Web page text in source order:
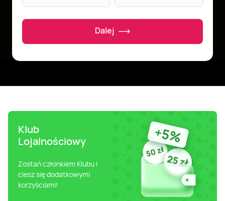
Dalej
Klub
Lojalnościowy
Zostań członkiem Klubu i
ciesz się dodatkowymi
korzyściami!